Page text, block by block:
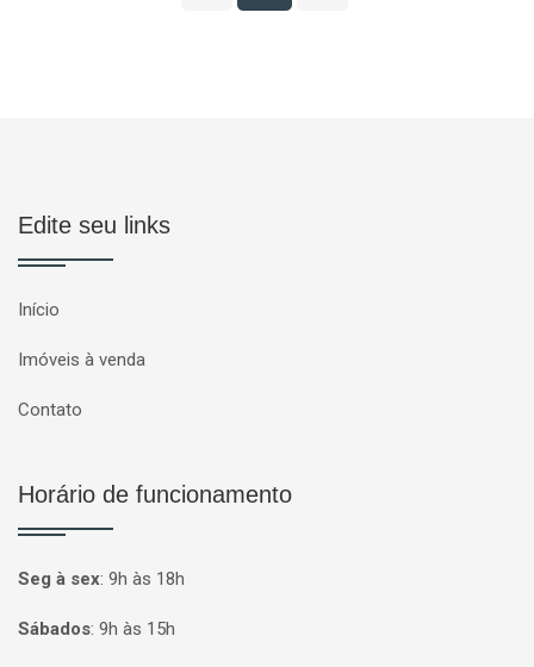
Edite seu links
Início
Imóveis à venda
Contato
Horário de funcionamento
Seg à sex: 9h às 18h
Sábados: 9h às 15h